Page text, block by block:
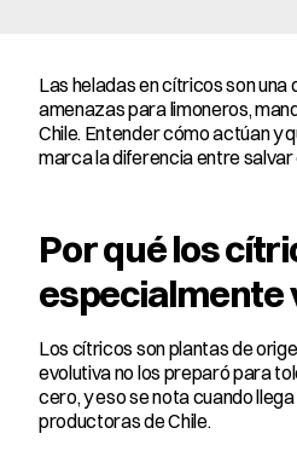
Las heladas en cítricos son una
amenazas para limoneros,
Chile. Entender cómo actúan y
marca la diferencia entre
Por qué los
especialmente
Los cítricos son plantas de
evolutiva no los preparó para
cero, y eso se nota cuando
productoras de Chile.